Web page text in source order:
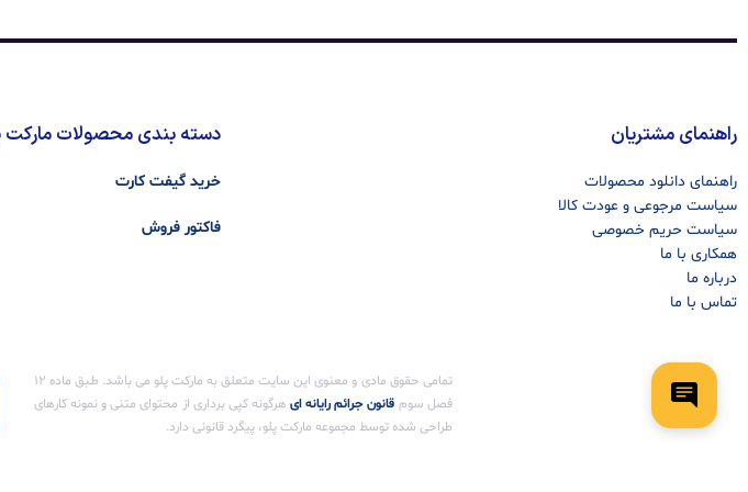
راهنمای مشتریان
راهنمای دانلود محصولات
سیاست مرجوعی و عودت کالا
سیاست حریم خصوصی
همکاری با ما
درباره ما
تماس با ما
دسته بندی محصولات مارکت
خرید گیفت کارت
فاکتور فروش
تمامی حقوق مادی و معنوی این سایت متعلق به مارکت پلو می باشد. طـبق ماده ۱۲
فصل سوم ‌ قانون جرائم رایانه ایهرگونه کپی برداری از محتوای متنی و نمونه کارهای
طراحی شده توسط مجموعه مارکت پلو، پیگرد قانونی دارد.